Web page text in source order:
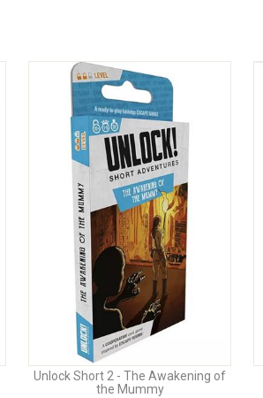
Unlock Short 2 - The Awakening of
the Mummy